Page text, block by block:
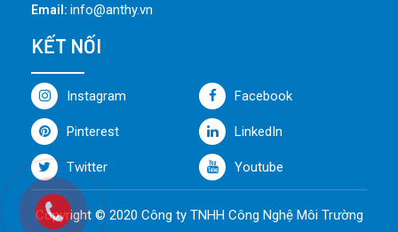
Email: info@anthy.vn
KẾT NỐI
Instagram Facebook
Pinterest LinkedIn
Twitter Youtube
Copyright © 2020 Công ty TNHH Công Nghệ Môi Trường